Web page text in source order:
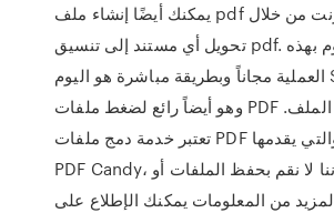
يمكنك أيضًا إنشاء ملف pdf عبر الإنترنت من خلال
تحويل أي مستند إلى تنسيق pdf. أفضل موقع يقوم بهذه
العملية مجاناً وبطريقة مباشرة هو اليوم SmallPDF ،
وهو أيضاً رائع لضغط ملفات PDF وتقليل حجم الملف.
تعتبر خدمة دمج ملفات PDF عبر الإنترنت، والتي يقدمها
PDF Candy، آمنة تماماً لأننا لا نقم بحفظ الملفات أو
من المعلومات يمكنك الإطلاع على